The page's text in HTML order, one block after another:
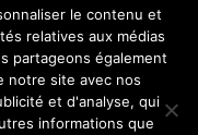
le contenu et
relatives aux médias
partageons également
notre site avec nos
et d'analyse, qui
informations que